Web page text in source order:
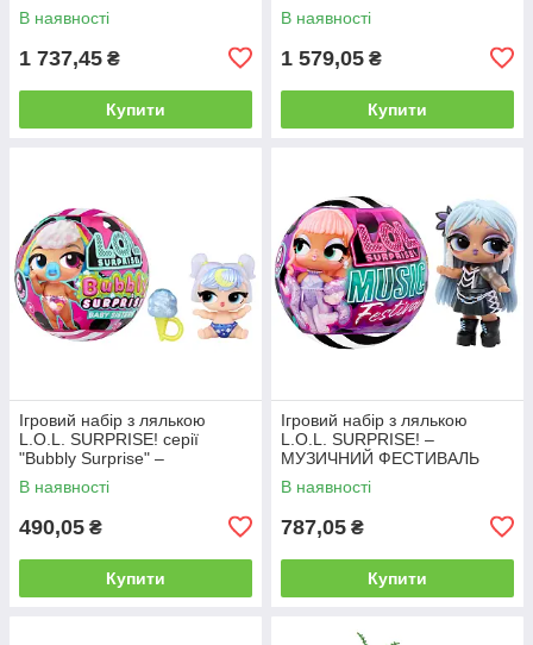
В наявності
1 737,45 ₴
Купити
В наявності
1 579,05 ₴
Купити
Ігровий набір з лялькою
L.O.L. SURPRISE! серії
"Bubbly Surprise" –
СЕСТРИЧКИ
В наявності
490,05 ₴
Купити
Ігровий набір з лялькою
L.O.L. SURPRISE! –
МУЗИЧНИЙ ФЕСТИВАЛЬ
В наявності
787,05 ₴
Купити